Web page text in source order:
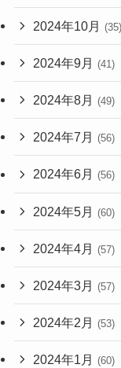
2024年10月 (35)
2024年9月 (41)
2024年8月 (49)
2024年7月 (56)
2024年6月 (56)
2024年5月 (60)
2024年4月 (57)
2024年3月 (57)
2024年2月 (53)
2024年1月 (60)